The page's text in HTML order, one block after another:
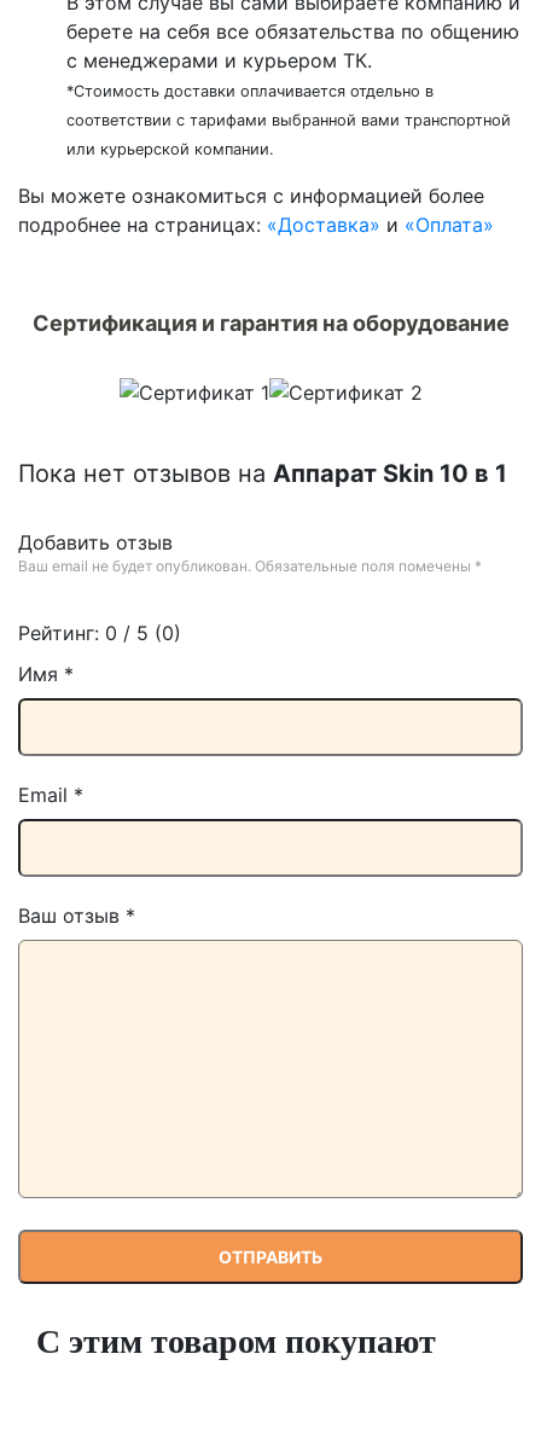
берете на себя все обязательства по общению
с менеджерами и курьером ТК.
*Стоимость доставки оплачивается отдельно в
соответствии с тарифами выбранной вами транспортной
или курьерской компании.
Вы можете ознакомиться c информацией более
подробнее на страницах: «Доставка» и «Оплата»
Сертификация и гарантия на оборудование
Пока нет отзывов на Аппарат Skin 10 в 1
Добавить отзыв
Ваш email не будет опубликован. Обязательные поля помечены *
Рейтинг: 0 / 5 (0)
Имя *
Email *
Ваш отзыв *
С этим товаром покупают